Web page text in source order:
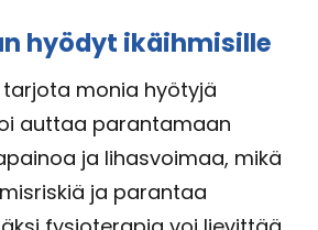
hyödyt ikäihmisille
monia hyötyjä
auttaa parantamaan
ja lihasvoimaa, mikä
ja parantaa